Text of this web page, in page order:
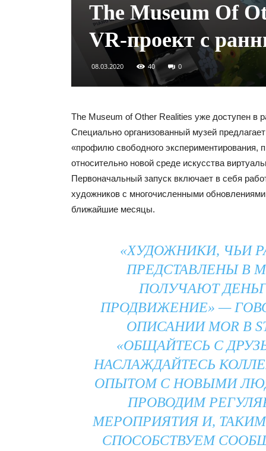
The Museum Of
VR-проект с
08.03.2020 40 0
The Museum of Other Realities уже доступен в
Специально организованный музей
«профилю свободного экспериментирования,
относительно новой среде искусства
Первоначальный запуск включает в себя
художников с многочисленными
ближайшие месяцы.
«ХУДОЖНИКИ, ЧЬИ
ПРЕДСТАВЛЕНЫ В
ПОЛУЧАЮТ
ПРОДВИЖЕНИЕ» —
ОПИСАНИИ MOR В
«ОБЩАЙТЕСЬ С
НАСЛАЖДАЙТЕСЬ
ОПЫТОМ С НОВЫМИ
ПРОВОДИМ
МЕРОПРИЯТИЯ И,
СПОСОБСТВУЕМ